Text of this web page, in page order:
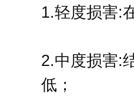
1.轻度损害:
2.中度损害:
低；